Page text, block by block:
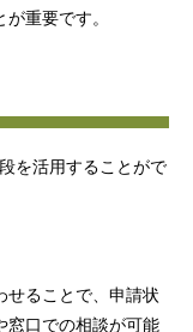
重要です。
を活用することがで
せることで、申請状
窓口での相談が可能